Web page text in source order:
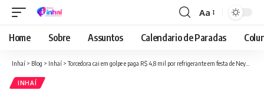
Font
Resizer
Aa
Home Sobre Assuntos Calendario de Paradas
Inhaí > Blog > Inhaí >Torcedora cai em golpe e paga R$ 4,8 mil por refrigerante em festa de Neymar na Vila; banco é condenado
INHAÍ